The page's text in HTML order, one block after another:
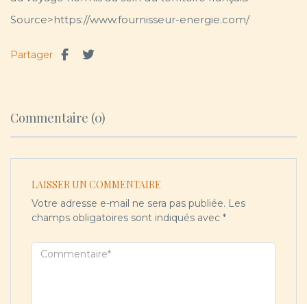
Source>https://www.fournisseur-energie.com/
Partager
Commentaire (0)
LAISSER UN COMMENTAIRE
Votre adresse e-mail ne sera pas publiée. Les
champs obligatoires sont indiqués avec *